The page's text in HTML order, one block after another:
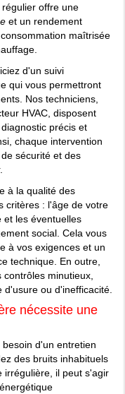
offre une
et un rendement
maîtrisée
d'un suivi
qui vous permettront
Nos techniciens,
HVAC, disposent
précis et
chaque intervention
sécurité et des
à la qualité des
critères : l'âge de votre
et les éventuelles
social. Cela vous
à vos exigences et un
technique. En outre,
minutieux,
d'usure ou d'inefficacité.
nécessite une
d'un entretien
des bruits inhabituels
irrégulière, il peut s'agir